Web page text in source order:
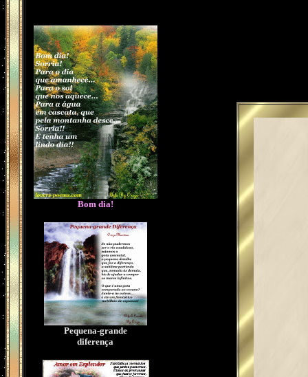
Bom dia!
Pequena-grande
diferença